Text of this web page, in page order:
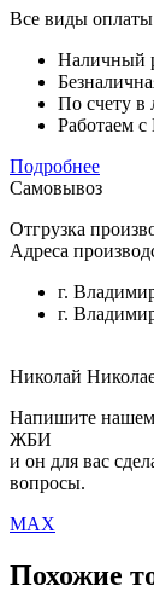
Все виды
Наличный
По счету в
Работаем
Подробнее
Самовывоз
Отгрузка
Адреса
г.
г.
Николай
Напишите
ЖБИ
и он для вас
вопросы.
MAX
Похожие